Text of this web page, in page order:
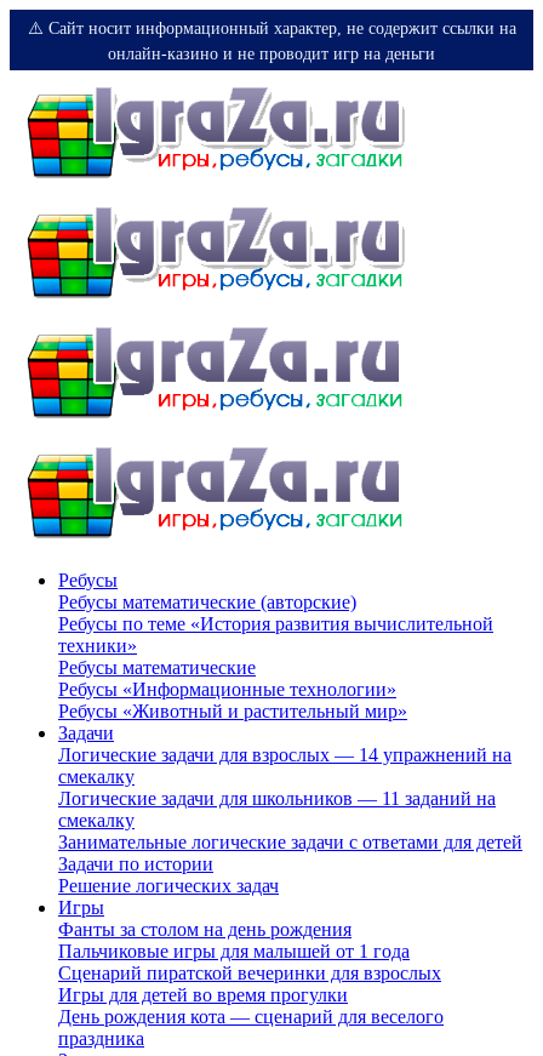
⚠️ Сайт носит информационный характер, не содержит ссылки на
онлайн-казино и не проводит игр на деньги
Ребусы
Ребусы математические (авторские)
Ребусы по теме «История развития вычислительной
техники»
Ребусы математические
Ребусы «Информационные технологии»
Ребусы «Животный и растительный мир»
Задачи
Логические задачи для взрослых — 14 упражнений на
смекалку
Логические задачи для школьников — 11 заданий на
смекалку
Занимательные логические задачи с ответами для детей
Задачи по истории
Решение логических задач
Игры
Фанты за столом на день рождения
Пальчиковые игры для малышей от 1 года
Сценарий пиратской вечеринки для взрослых
Игры для детей во время прогулки
День рождения кота — сценарий для веселого
праздника